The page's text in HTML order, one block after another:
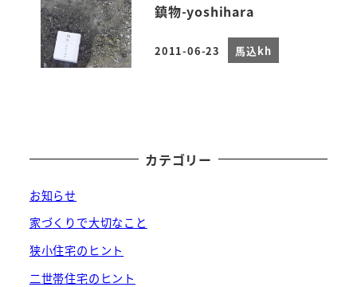
鎮物-yoshihara
投稿日
2011-06-23 馬込kh
カテゴリー
お知らせ
家づくりで大切なこと
狭小住宅のヒント
二世帯住宅のヒント